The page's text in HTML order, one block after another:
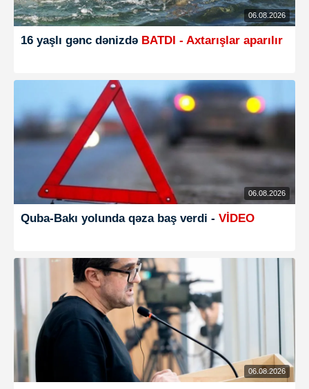
06.08.2026
16 yaşlı gənc dənizdə BATDI - Axtarışlar aparılır
06.08.2026
Quba-Bakı yolunda qəza baş verdi - VİDEO
06.08.2026